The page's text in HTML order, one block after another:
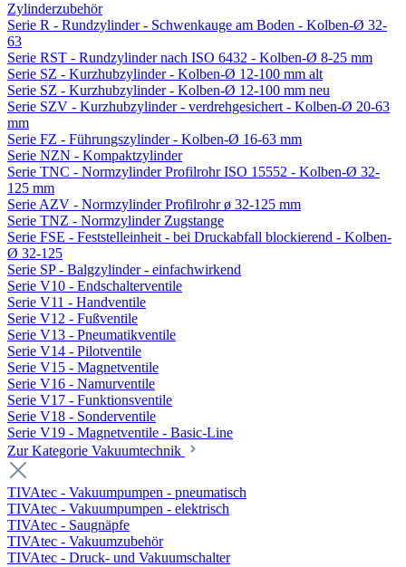
Zylinderzubehör
Serie R - Rundzylinder - Schwenkauge am Boden - Kolben-Ø 32-
63
Serie RST - Rundzylinder nach ISO 6432 - Kolben-Ø 8-25 mm
Serie SZ - Kurzhubzylinder - Kolben-Ø 12-100 mm alt
Serie SZ - Kurzhubzylinder - Kolben-Ø 12-100 mm neu
Serie SZV - Kurzhubzylinder - verdrehgesichert - Kolben-Ø 20-63
mm
Serie FZ - Führungszylinder - Kolben-Ø 16-63 mm
Serie NZN - Kompaktzylinder
Serie TNC - Normzylinder Profilrohr ISO 15552 - Kolben-Ø 32-
125 mm
Serie AZV - Normzylinder Profilrohr ø 32-125 mm
Serie TNZ - Normzylinder Zugstange
Serie FSE - Feststelleinheit - bei Druckabfall blockierend - Kolben-
Ø 32-125
Serie SP - Balgzylinder - einfachwirkend
Serie V10 - Endschalterventile
Serie V11 - Handventile
Serie V12 - Fußventile
Serie V13 - Pneumatikventile
Serie V14 - Pilotventile
Serie V15 - Magnetventile
Serie V16 - Namurventile
Serie V17 - Funktionsventile
Serie V18 - Sonderventile
Serie V19 - Magnetventile - Basic-Line
Zur Kategorie Vakuumtechnik
TIVAtec - Vakuumpumpen - pneumatisch
TIVAtec - Vakuumpumpen - elektrisch
TIVAtec - Saugnäpfe
TIVAtec - Vakuumzubehör
TIVAtec - Druck- und Vakuumschalter